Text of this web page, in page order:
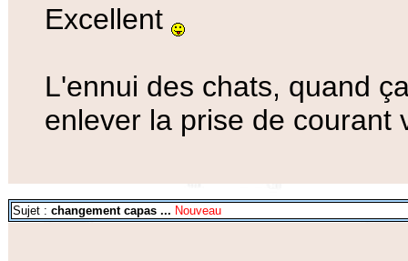
Excellent
L'ennui des chats, quand
enlever la prise de courant
Sujet : changement capas ... Nouveau